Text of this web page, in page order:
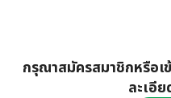
กรุณาสมัครสมาชิกหรือเ
ละเอี